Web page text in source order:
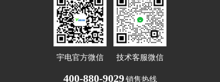
宇电官方微信 技术客服微信
400-880-9029 销售热线